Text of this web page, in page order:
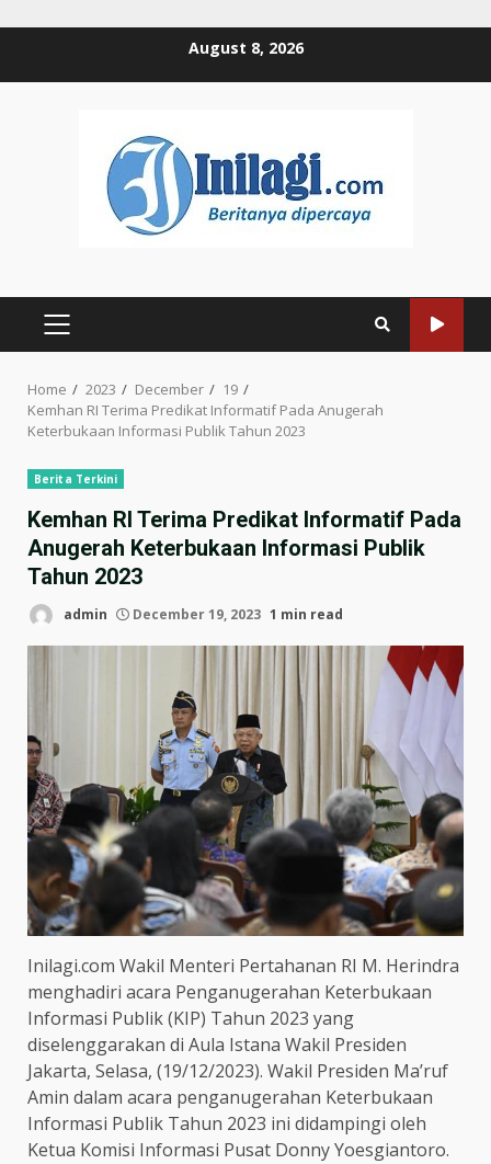
August 8, 2026
PRIMARY
Home 2023 December
19
Kemhan RI Terima Predikat Informatif Pada Anugerah
Keterbukaan Informasi Publik Tahun 2023
Berita Terkini
Kemhan RI Terima Predikat Informatif Pada
Anugerah Keterbukaan Informasi Publik
Tahun 2023
admin December 19, 2023 1 min read
Inilagi.com Wakil Menteri Pertahanan RI M. Herindra
menghadiri acara Penganugerahan Keterbukaan
Informasi Publik (KIP) Tahun 2023 yang
diselenggarakan di Aula Istana Wakil Presiden
Jakarta, Selasa, (19/12/2023). Wakil Presiden Ma’ruf
Amin dalam acara penganugerahan Keterbukaan
Informasi Publik Tahun 2023 ini didampingi oleh
Ketua Komisi Informasi Pusat Donny Yoesgiantoro.